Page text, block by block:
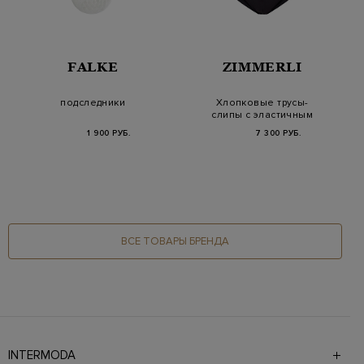
FALKE
подследники
1 900 РУБ.
ZIMMERLI
Хлопковые трусы-
слипы с эластичным
7 300 РУБ.
ВСЕ ТОВАРЫ БРЕНДА
INTERMODA